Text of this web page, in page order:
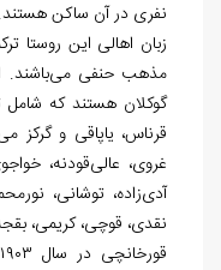
نفری در آن ساکن هستند.
زبان اهالی این
مذهب حنفی می‌باشند.
گوکلان هستند که شامل
قرناس، یاپاقی و گرکز
غروی، عالی‌قودنه،
آدی‌زاده، توشانی،
نقدی، قوچی، کریمی،